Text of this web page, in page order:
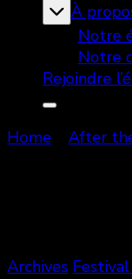
À
Notre
Notre
Rejoindre
Home After
Archives